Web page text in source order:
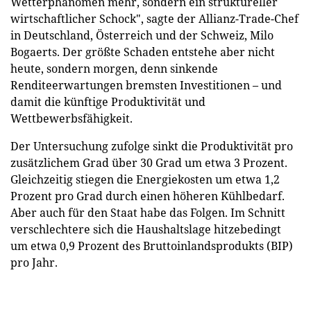
wirtschaftlicher Schock", sagte der Allianz-Trade-Chef
in Deutschland, Österreich und der Schweiz, Milo
Bogaerts. Der größte Schaden entstehe aber nicht
heute, sondern morgen, denn sinkende
Renditeerwartungen bremsten Investitionen – und
damit die künftige Produktivität und
Wettbewerbsfähigkeit.
Der Untersuchung zufolge sinkt die Produktivität pro
zusätzlichem Grad über 30 Grad um etwa 3 Prozent.
Gleichzeitig stiegen die Energiekosten um etwa 1,2
Prozent pro Grad durch einen höheren Kühlbedarf.
Aber auch für den Staat habe das Folgen. Im Schnitt
verschlechtere sich die Haushaltslage hitzebedingt
um etwa 0,9 Prozent des Bruttoinlandsprodukts (BIP)
pro Jahr.